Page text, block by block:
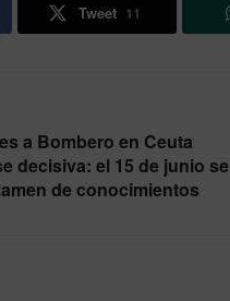
Tweet 11
a Bombero en Ceuta
decisiva: el 15 de junio se
de conocimientos